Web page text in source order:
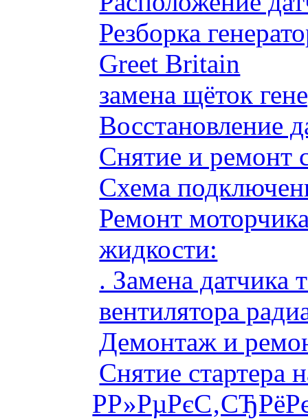
Резборка
Greet Britain
замена щёток
Восстановление
Снятие и ремонт
Схема
Ремонт
жидкости:
. Замена
вентилятора
Демонтаж и
Снятие